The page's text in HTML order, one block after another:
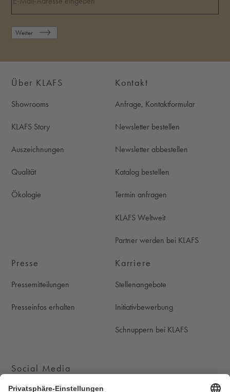
Weiter
Über KLAFS
Showrooms
KLAFS Story
Auszeichnungen
Qualität
Ökologie
Kontakt
Anfrage, Kontaktformular
Newsletter bestellen
Newsletter abbestellen
Katalog bestellen
Termin anfragen
KLAFS Weltweit
Partner werden bei KLAFS
Presse
Pressemitteilungen
Presseinfos erhalten
Karriere
Stellenangebote
Initiativbewerbung
Schnuppern bei KLAFS
Social Media